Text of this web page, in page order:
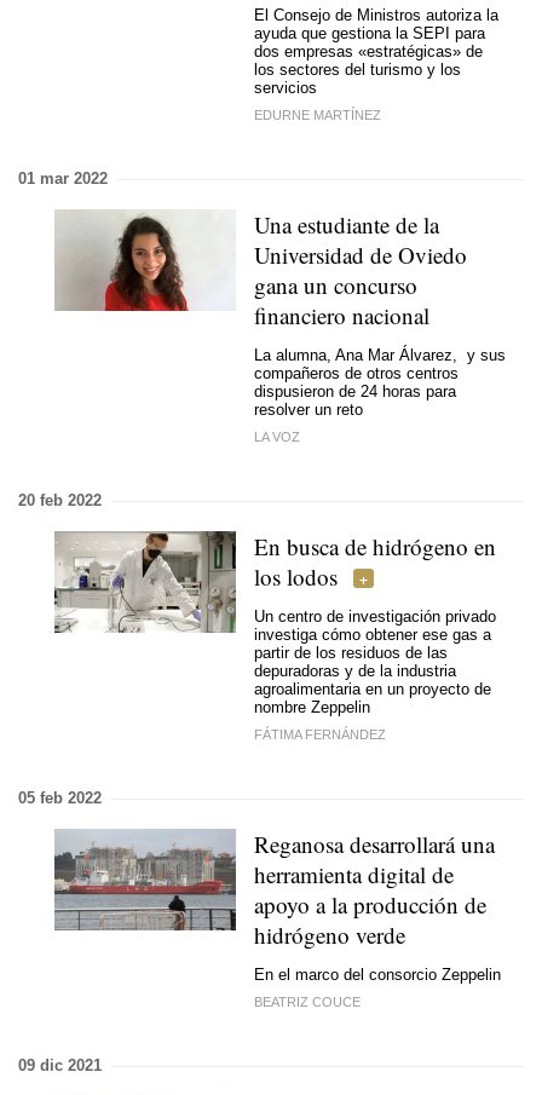
El Consejo de Ministros autoriza la
ayuda que gestiona la SEPI para
dos empresas «estratégicas» de
los sectores del turismo y los
servicios
EDURNE MARTÍNEZ
01 mar 2022
Una estudiante de la
Universidad de Oviedo
gana un concurso
financiero nacional
La alumna, Ana Mar Álvarez, y sus
compañeros de otros centros
dispusieron de 24 horas para
resolver un reto
LA VOZ
20 feb 2022
En busca de hidrógeno en
los lodos
Un centro de investigación privado
investiga cómo obtener ese gas a
partir de los residuos de las
depuradoras y de la industria
agroalimentaria en un proyecto de
nombre Zeppelin
FÁTIMA FERNÁNDEZ
05 feb 2022
Reganosa desarrollará una
herramienta digital de
apoyo a la producción de
hidrógeno verde
En el marco del consorcio Zeppelin
BEATRIZ COUCE
09 dic 2021